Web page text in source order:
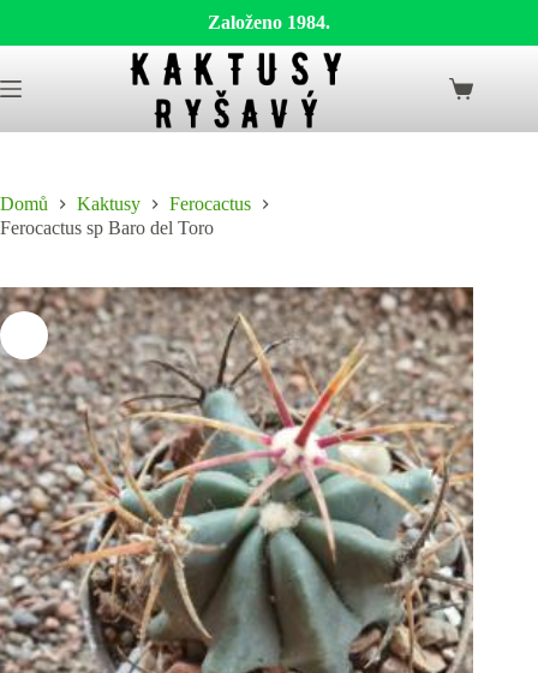
Založeno 1984.
to
content
Shopping
Domů Kaktusy
Ferocactus
Ferocactus sp Baro del Toro